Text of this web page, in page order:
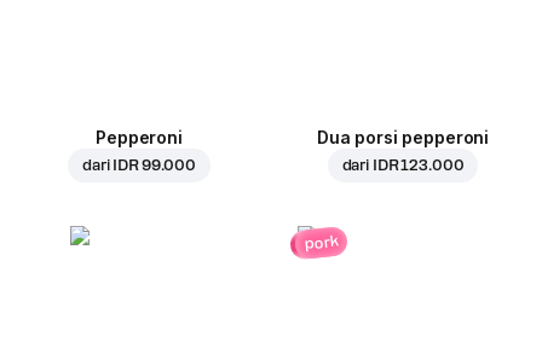
Pepperoni
dari IDR 99.000
Dua porsi pepperoni
dari IDR 123.000
pork